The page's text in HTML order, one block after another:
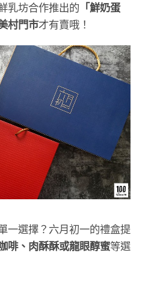
乳坊合作推出的 「鮮奶蛋
村門市才有賣哦！
一選擇？六月初一的禮盒提
啡、肉酥酥或龍眼醇蜜等選